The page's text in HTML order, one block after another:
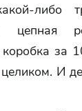
либо
цепная
коробка за
И